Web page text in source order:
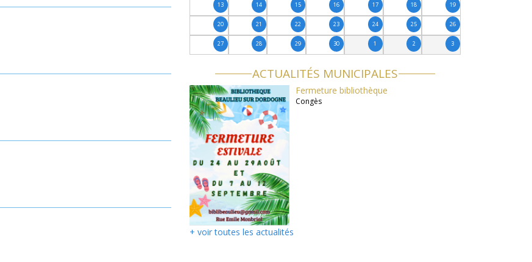
13 14 15 16 17 18 19
20 21 22 23 24 25 26
27 28 29 30 1 2 3
ACTUALITÉS MUNICIPALES
Fermeture bibliothèque
Congès
+ voir toutes les actualités